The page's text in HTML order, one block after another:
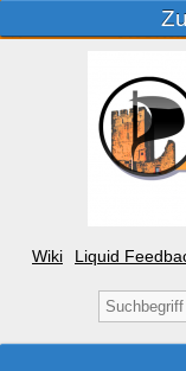
Wiki Liquid
Suche
nach: